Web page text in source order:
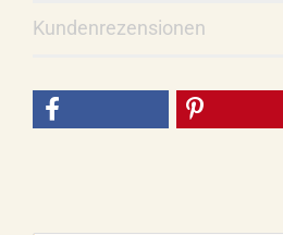
Kundenrezensionen